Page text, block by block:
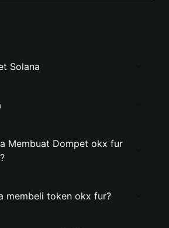
Solana
Membuat Dompet okx fur
membeli token okx fur?